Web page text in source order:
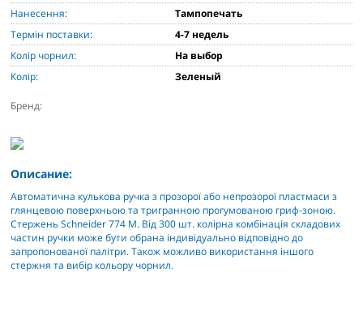
Нанесення:
Тампопечать
Термін поставки:
4-7 недель
Колір чорнил:
На выбор
Колір:
Зеленый
Бренд:
Описание:
Автоматична кулькова ручка з прозорої або непрозорої пластмаси з
глянцевою поверхньою та тригранною прогумованою гриф-зоною.
Стержень Schneider 774 M. Від 300 шт. колірна комбінація складових
частин ручки може бути обрана індивідуально відповідно до
запропонованої палітри. Також можливо використання іншого
стержня та вибір кольору чорнил.